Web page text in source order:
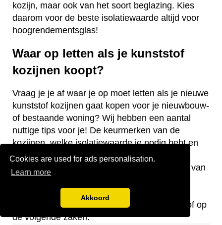
Cookies are used for ads personalisation.
Learn more
Akkoord
kozijn, maar ook van het soort beglazing. Kies
daarom voor de beste isolatiewaarde altijd voor
hoogrendementsglas!
Waar op letten als je kunststof
kozijnen koopt?
Vraag je je af waar je op moet letten als je nieuwe
kunststof kozijnen gaat kopen voor je nieuwbouw-
of bestaande woning? Wij hebben een aantal
nuttige tips voor je! De keurmerken van de
kozijnen, welke isolatiewaarde je nodig hebt en
welk raamtype je wilt laten plaatsen zijn
belangrijke aandachtspunten bij de aanschaf van
Let bij de aanschaf van kozijnen van kunststof op
de volgende zaken: